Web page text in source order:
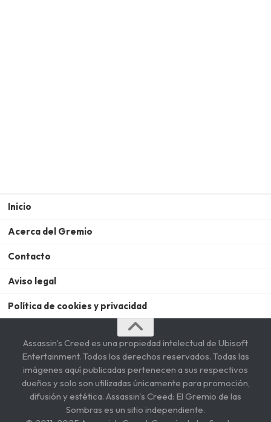
Inicio
Acerca del Gremio
Contacto
Aviso legal
Política de cookies y privacidad
Assassin's Creed es una propiedad intelectual de Ubisoft
Entertainment. Todos los derechos reservados. Todas las
imágenes aquí publicadas pertenecen a sus respectivos
dueños y solo son utilizadas únicamente para promoción,
difusión y estética. Assassin's Creed: El Gremio de las
Sombras es un sitio independiente.